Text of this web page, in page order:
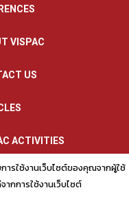
VISPAC
US
ACTIVITIES
POLICY
ารใช้งานเว็บไซต์ของคุณจากผู้ใช้
กการใช้งานเว็บไซต์